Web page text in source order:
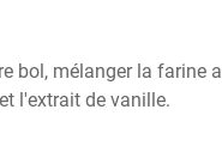
bol, mélanger la farine
l'extrait de vanille.